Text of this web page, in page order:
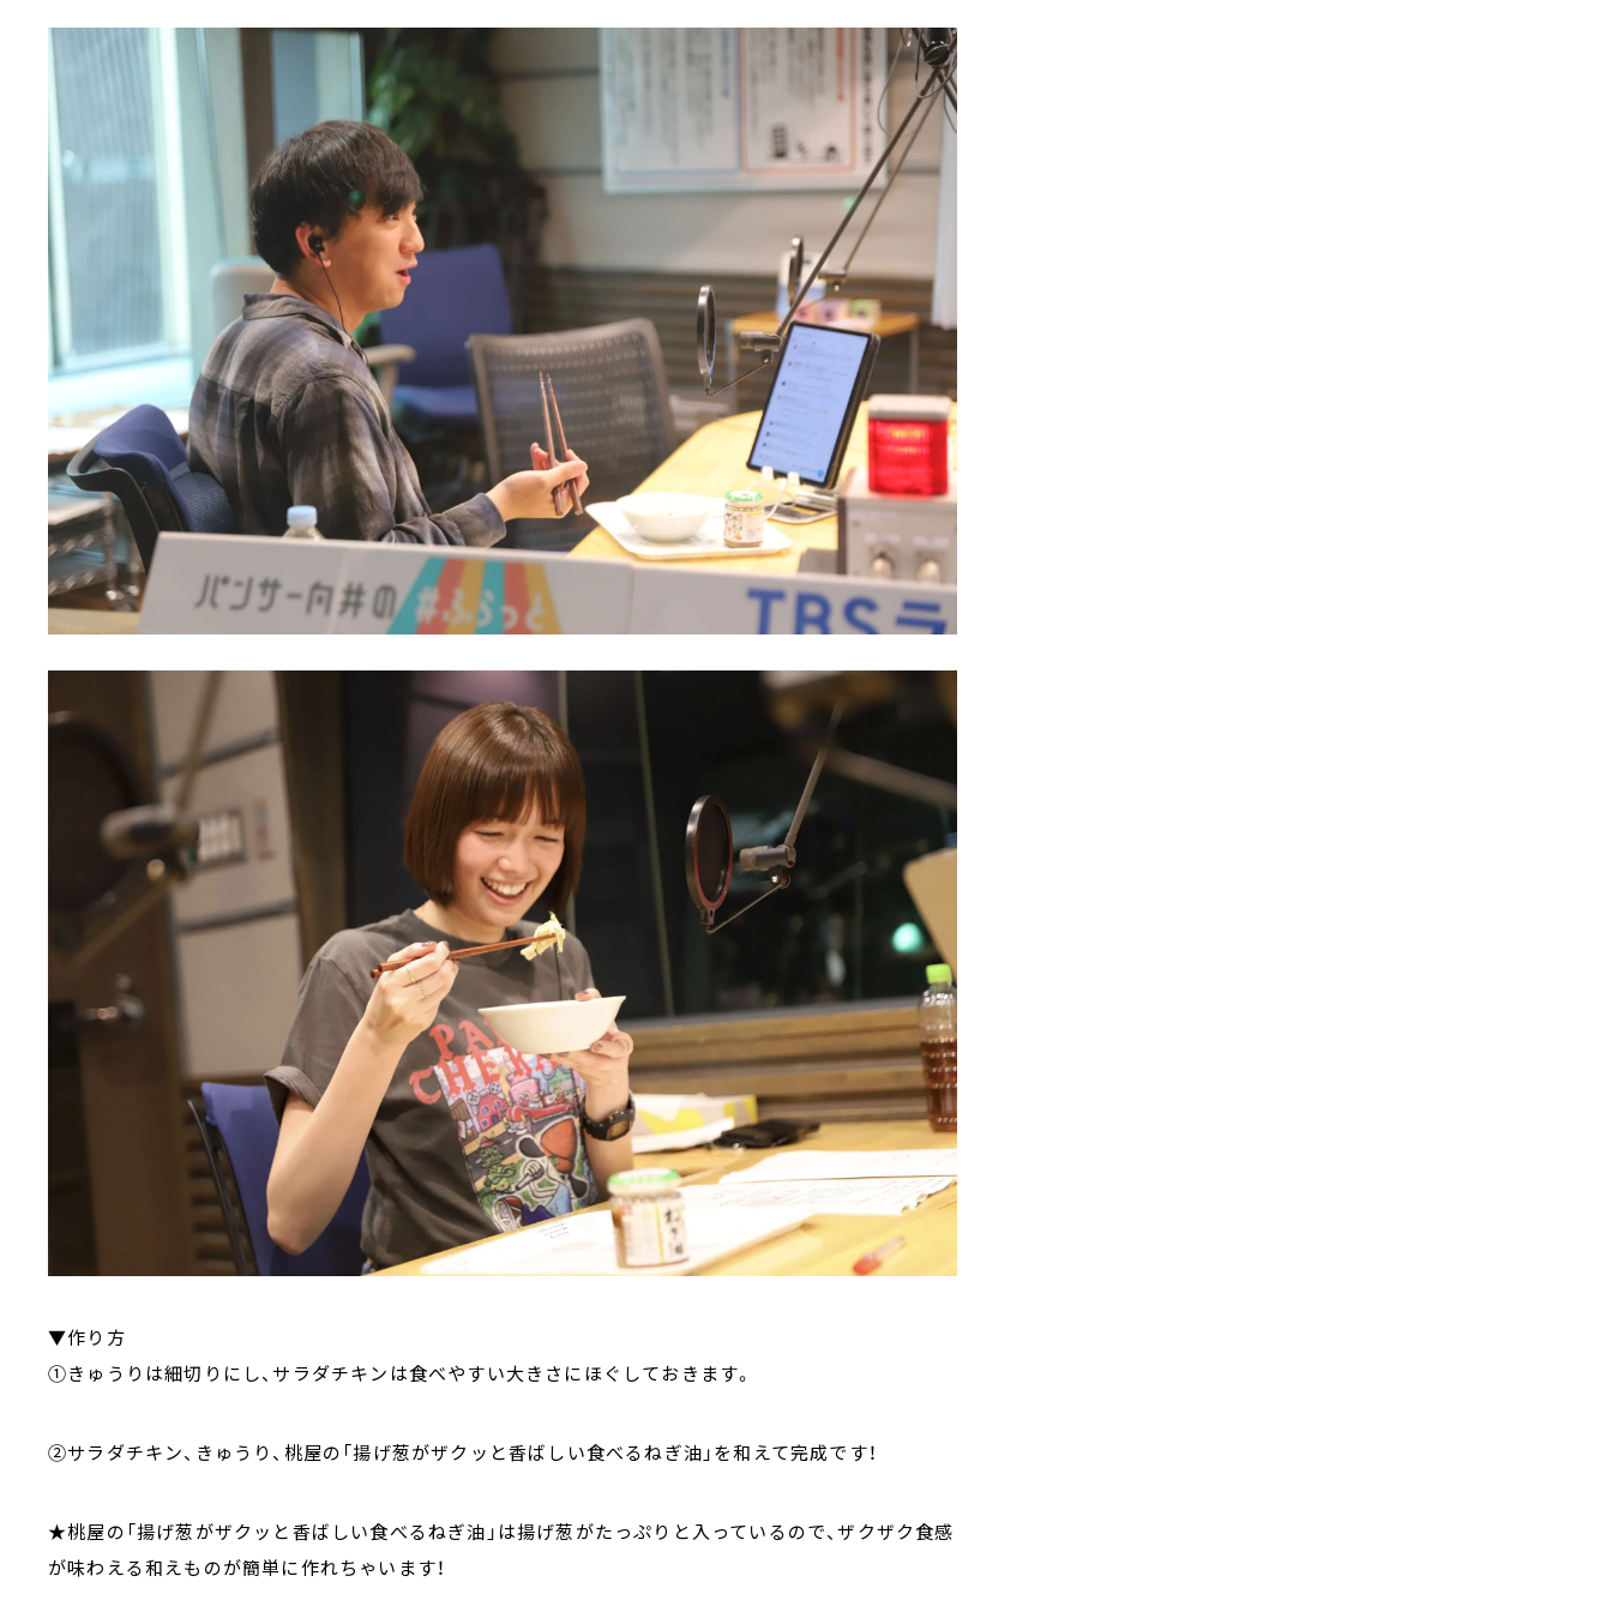
▼作り方
①きゅうりは細切りにし、サラダチキンは食べやすい大きさにほぐしておきます。
②サラダチキン、きゅうり、桃屋の「揚げ葱がザクッと香ばしい食べるねぎ油」を和えて完成です！
★桃屋の「揚げ葱がザクッと香ばしい食べるねぎ油」は揚げ葱がたっぷりと入っているので、ザクザク食感
が味わえる和えものが簡単に作れちゃいます！